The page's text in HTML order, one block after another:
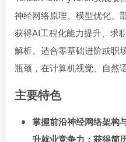
神经网络原理、模型优化、
获得AI工程化能力提升、求
解析。适合零基础进阶或职
瓶颈，在计算机视觉、自然
主要特色
掌握前沿神经网络架构
升就业竞争力；获得简